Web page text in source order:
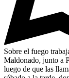
Sobre el fuego
Maldonado, junto a
luego de que las